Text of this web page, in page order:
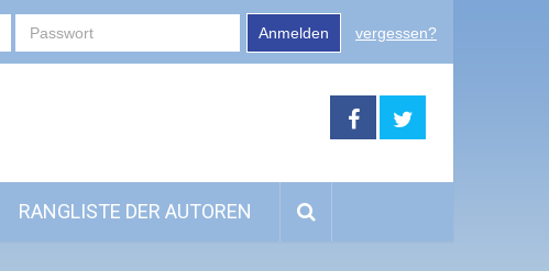
Anmelden vergessen?
RANGLISTE DER AUTOREN